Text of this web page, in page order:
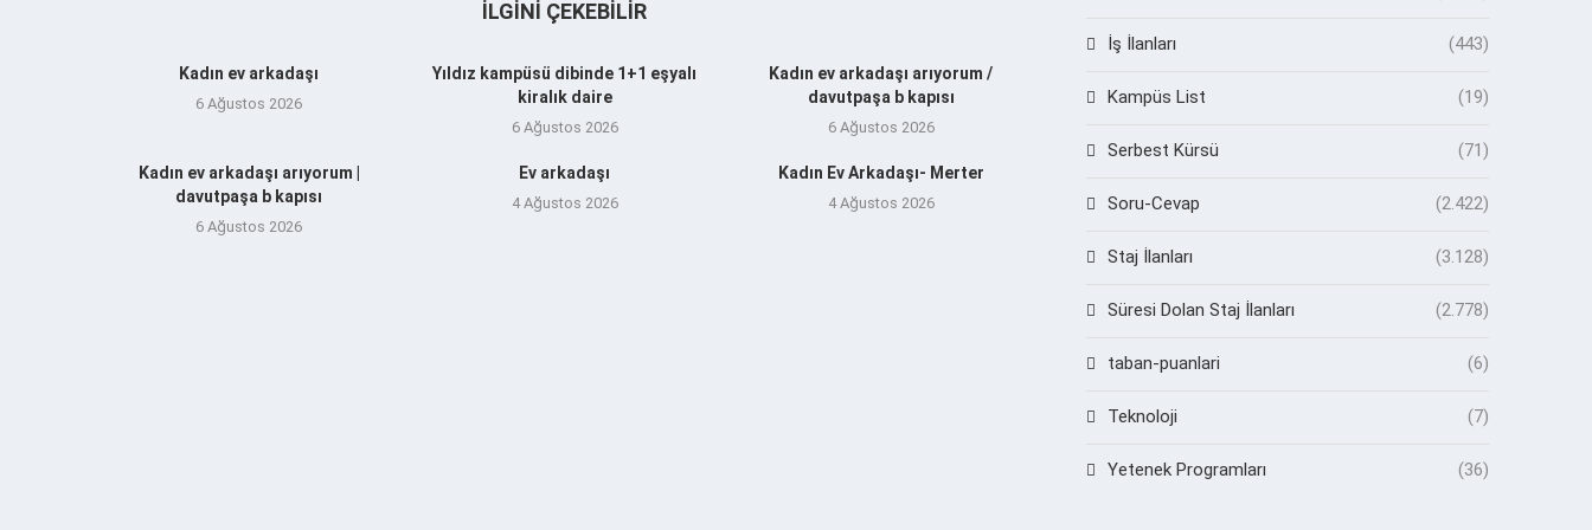
İLGINI ÇEKEBILIR
Kadın ev arkadaşı
6 Ağustos 2026
Yıldız kampüsü dibinde 1+1 eşyalı
kiralık daire
6 Ağustos 2026
Kadın ev arkadaşı arıyorum /
davutpaşa b kapısı
6 Ağustos 2026
Kadın ev arkadaşı arıyorum |
davutpaşa b kapısı
6 Ağustos 2026
Ev arkadaşı
4 Ağustos 2026
Kadın Ev Arkadaşı- Merter
4 Ağustos 2026
İş İlanları (443)
Kampüs List (19)
Serbest Kürsü (71)
Soru-Cevap (2.422)
Staj İlanları (3.128)
Süresi Dolan Staj İlanları (2.778)
taban-puanlari (6)
Teknoloji (7)
Yetenek Programları (36)